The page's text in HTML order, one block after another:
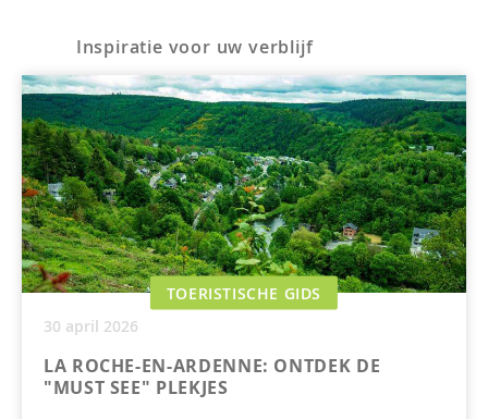
Inspiratie voor uw verblijf
TOERISTISCHE GIDS
30 april 2026
LA ROCHE-EN-ARDENNE: ONTDEK DE
"MUST SEE" PLEKJES